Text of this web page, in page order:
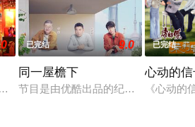
景完全不同的美食爱好者，将组成觅
已完结 9.0
同一屋檐下
节目是由优酷出品的纪实性追更式综
已完结
心动的
《心动